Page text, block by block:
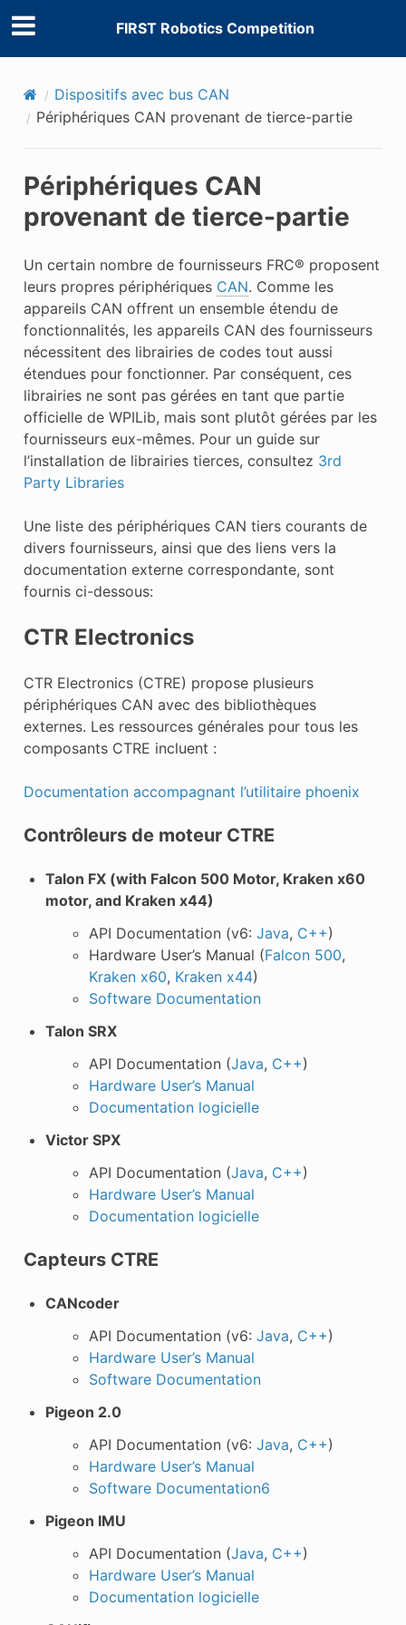
FIRST Robotics Competition
Dispositifs avec bus CAN
Périphériques CAN provenant de tierce-partie
Périphériques CAN
provenant de tierce-partie
Un certain nombre de fournisseurs FRC® proposent
leurs propres périphériques CAN. Comme les
appareils CAN offrent un ensemble étendu de
fonctionnalités, les appareils CAN des fournisseurs
nécessitent des librairies de codes tout aussi
étendues pour fonctionner. Par conséquent, ces
librairies ne sont pas gérées en tant que partie
officielle de WPILib, mais sont plutôt gérées par les
fournisseurs eux-mêmes. Pour un guide sur
l’installation de librairies tierces, consultez 3rd
Party Libraries
Une liste des périphériques CAN tiers courants de
divers fournisseurs, ainsi que des liens vers la
documentation externe correspondante, sont
fournis ci-dessous:
CTR Electronics
CTR Electronics (CTRE) propose plusieurs
périphériques CAN avec des bibliothèques
externes. Les ressources générales pour tous les
composants CTRE incluent :
Documentation accompagnant l’utilitaire phoenix
Contrôleurs de moteur CTRE
Talon FX (with Falcon 500 Motor, Kraken x60
motor, and Kraken x44)
API Documentation (v6: Java, C++)
Hardware User’s Manual (Falcon 500,
Kraken x60, Kraken x44)
Software Documentation
Talon SRX
API Documentation (Java, C++)
Hardware User’s Manual
Documentation logicielle
Victor SPX
API Documentation (Java, C++)
Hardware User’s Manual
Documentation logicielle
Capteurs CTRE
CANcoder
API Documentation (v6: Java, C++)
Hardware User’s Manual
Software Documentation
Pigeon 2.0
API Documentation (v6: Java, C++)
Hardware User’s Manual
Software Documentation6
Pigeon IMU
API Documentation (Java, C++)
Hardware User’s Manual
Documentation logicielle